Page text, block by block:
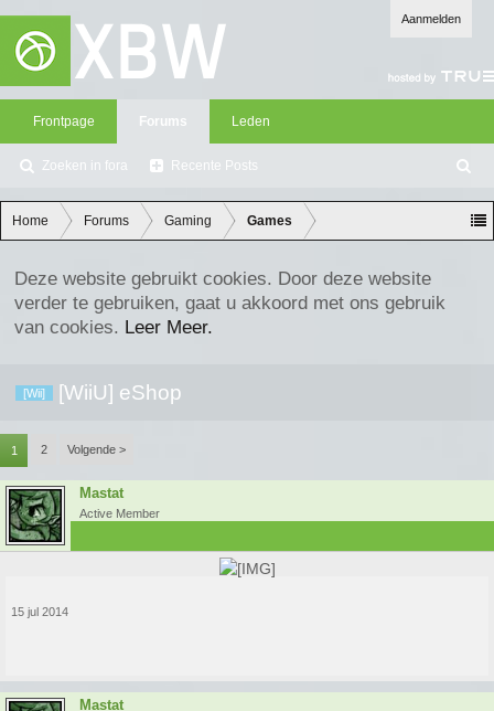
Aanmelden
Frontpage Forums
Zoeken in fora Recente Posts
Leden
oe
ke
n
Home Forums Gaming Games
Deze website gebruikt cookies. Door deze website
verder te gebruiken, gaat u akkoord met ons gebruik
van cookies. Leer Meer.
[Wii] [WiiU] eShop
1 2 Volgende >
Mastat
Active Member
15 jul 2014
Mastat